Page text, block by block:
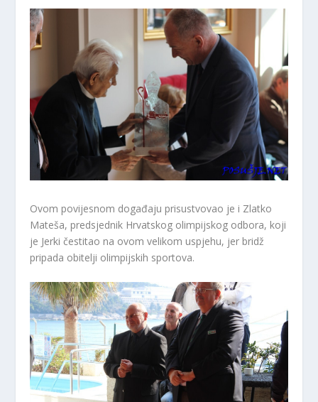
Ovom povijesnom događaju prisustvovao je i Zlatko
Mateša, predsjednik Hrvatskog olimpijskog odbora, koji
je Jerki čestitao na ovom velikom uspjehu, jer bridž
pripada obitelji olimpijskih sportova.